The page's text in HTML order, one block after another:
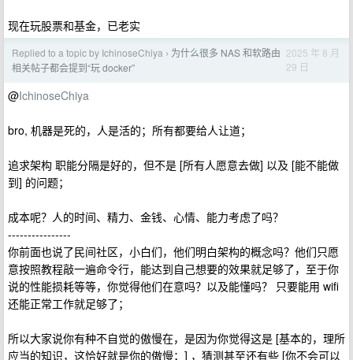
现在玩股票和基金，已老实
Replied to a topic by IchinoseChiya › 为什么很多 NAS 和软路由
相关帖子都会提到“玩 docker”
2025 年 8 月
29 日
@IchinoseChiya
bro, 机器是死的，人是活的；所有都要给人让道；
追求架构 职能分隔是好的，但不是 [所有人愿意去做] 以及 [能不能做
到] 的问题；
成本呢？人的时间、精力、金钱、心情、能力考虑了吗？
----------------
你前面也说了民间社区，小白们，他们明白架构的概念吗？他们只愿
意按照教程敲一遍命令行，能达到自己想要的效果就足够了，至于你
说的性能损耗等等，你觉得他们在意吗？以及能懂吗？ 只要能用 wifi
还能正常工作就足够了；
所以大家说你有种不自觉的傲慢在，是因为你觉得这是 [基本的，理所
应当的知识，这恰好就是你的傲慢；] ，猜测甚至还有些 [你不会可以